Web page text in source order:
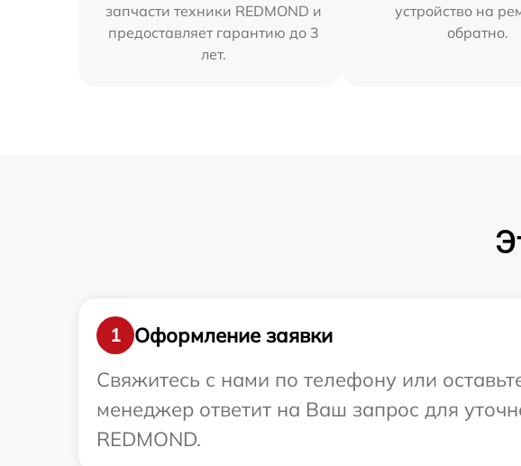
запчасти техники REDMOND и
предоставляет гарантию до 3
лет.
устройство на
обратно.
1
Оформление заявки
Свяжитесь с нами по телефону или
менеджер ответит на Ваш запрос для
REDMOND.